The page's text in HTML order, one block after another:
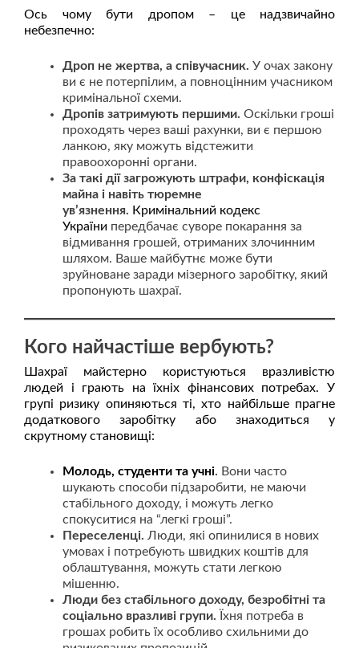
Ось чому бути дропом – це надзвичайно
небезпечно:
Дроп не жертва, а співучасник. У очах закону
ви є не потерпілим, а повноцінним учасником
кримінальної схеми.
Дропів затримують першими. Оскільки гроші
проходять через ваші рахунки, ви є першою
ланкою, яку можуть відстежити
правоохоронні органи.
За такі дії загрожують штрафи, конфіскація
майна і навіть тюремне
ув’язнення. Кримінальний кодекс
України передбачає суворе покарання за
відмивання грошей, отриманих злочинним
шляхом. Ваше майбутнє може бути
зруйноване заради мізерного заробітку, який
пропонують шахраї.
Кого найчастіше вербують?
Шахраї майстерно користуються вразливістю
людей і грають на їхніх фінансових потребах. У
групі ризику опиняються ті, хто найбільше прагне
додаткового заробітку або знаходиться у
скрутному становищі:
Молодь, студенти та учні. Вони часто
шукають способи підзаробити, не маючи
стабільного доходу, і можуть легко
спокуситися на “легкі гроші”.
Переселенці. Люди, які опинилися в нових
умовах і потребують швидких коштів для
облаштування, можуть стати легкою
мішенню.
Люди без стабільного доходу, безробітні та
соціально вразливі групи. Їхня потреба в
грошах робить їх особливо схильними до